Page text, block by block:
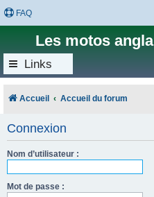
FAQ
Les motos
Links
Accueil Accueil du forum
Connexion
Nom d’utilisateur :
Mot de passe :